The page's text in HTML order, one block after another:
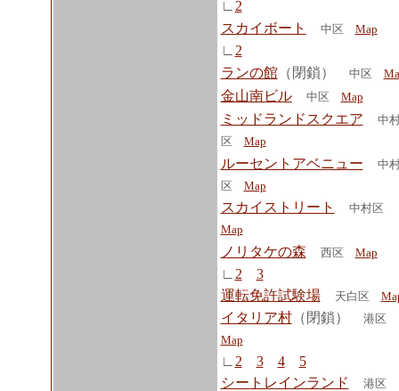
∟ 2
スカイボート
中区 Map
∟ 2
ランの館（閉鎖） 中区
金山南ビル 中区 Map
ミッドランドスクエア
中
区 Map
ルーセントアベニュー
中
区 Map
スカイストリート
中村区
Map
ノリタケの森 西区 Map
∟ 2
3
運転免許試験場
天白区
イタリア村（閉鎖） 港区
Map
∟ 2 3 4
5
シートレインランド
港区